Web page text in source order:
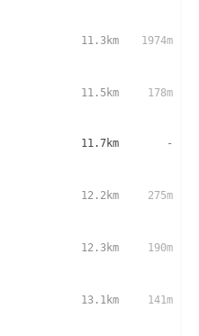
11.3km 1974m
11.5km 178m
11.7km -
12.2km 275m
12.3km 190m
13.1km 141m